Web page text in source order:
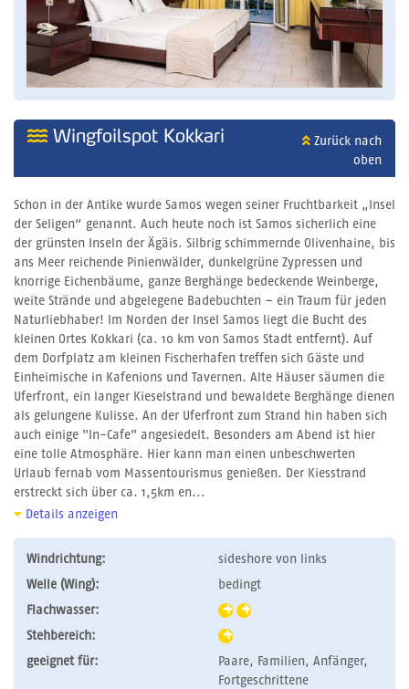
Wingfoilspot Kokkari
Zurück nach
oben
Schon in der Antike wurde Samos wegen seiner Fruchtbarkeit „Insel
der Seligen“ genannt. Auch heute noch ist Samos sicherlich eine
der grünsten Inseln der Ägäis. Silbrig schimmernde Olivenhaine, bis
ans Meer reichende Pinienwälder, dunkelgrüne Zypressen und
knorrige Eichenbäume, ganze Berghänge bedeckende Weinberge,
weite Strände und abgelegene Badebuchten – ein Traum für jeden
Naturliebhaber! Im Norden der Insel Samos liegt die Bucht des
kleinen Ortes Kokkari (ca. 10 km von Samos Stadt entfernt). Auf
dem Dorfplatz am kleinen Fischerhafen treffen sich Gäste und
Einheimische in Kafenions und Tavernen. Alte Häuser säumen die
Uferfront, ein langer Kieselstrand und bewaldete Berghänge dienen
als gelungene Kulisse. An der Uferfront zum Strand hin haben sich
auch einige "In-Cafe" angesiedelt. Besonders am Abend ist hier
eine tolle Atmosphäre. Hier kann man einen unbeschwerten
Urlaub fernab vom Massentourismus genießen. Der Kiesstrand
erstreckt sich über ca. 1,5km en...
Details anzeigen
Windrichtung:
sideshore von links
Welle (Wing):
bedingt
Flachwasser:
Stehbereich:
geeignet für:
Paare, Familien, Anfänger,
Fortgeschrittene